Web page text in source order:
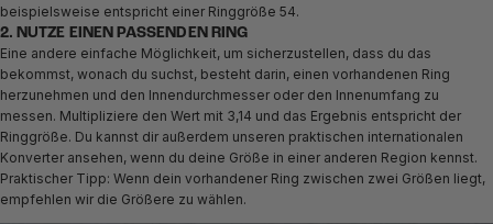
beispielsweise entspricht einer Ringgröße 54.
2. NUTZE EINEN PASSENDEN RING
Eine andere einfache Möglichkeit, um sicherzustellen, dass du das
bekommst, wonach du suchst, besteht darin, einen vorhandenen Ring
herzunehmen und den Innendurchmesser oder den Innenumfang zu
messen. Multipliziere den Wert mit 3,14 und das Ergebnis entspricht der
Ringgröße. Du kannst dir außerdem unseren praktischen internationalen
Konverter ansehen, wenn du deine Größe in einer anderen Region kennst.
Praktischer Tipp: Wenn dein vorhandener Ring zwischen zwei Größen liegt,
empfehlen wir die Größere zu wählen.